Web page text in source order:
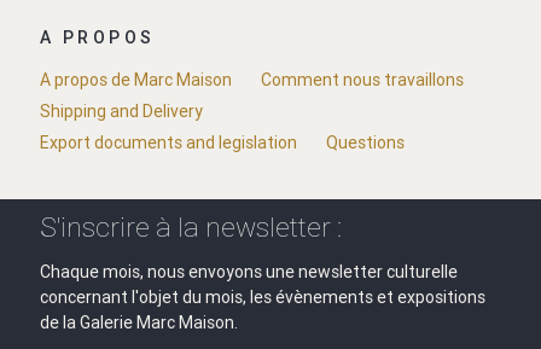
A PROPOS
A propos de Marc Maison
Comment nous travaillons
Shipping and Delivery
Export documents and legislation
Questions
S'inscrire à la newsletter :
Chaque mois, nous envoyons une newsletter culturelle
concernant l'objet du mois, les évènements et expositions
de la Galerie Marc Maison.